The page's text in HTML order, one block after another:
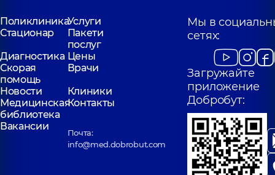
ПоликлиникаУслуги
Стационар
Пакети
послуг
Диагностика Цены
Скорая
помощь
Врачи
Новости
Клиники
Медицинская
библиотека
Контакты
Вакансии
Почта:
info@med.dobrobut.com
Мы в
сетях:
Загружайте
приложение
Добробут: